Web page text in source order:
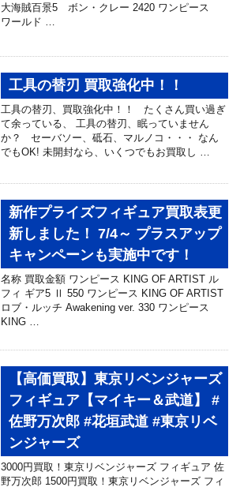
大海賊百景5 ボン・クレー 2420 ワンピース
ワールド …
工具の替刃 買取強化中！！
工具の替刃、買取強化中！！ たくさん買い過ぎ
て余っている、 工具の替刃、眠っていません
か？ セーバソー、砥石、マルノコ・・・ なん
でもOK! 未開封なら、いくつでもお買取し …
新作プライズフィギュア買取表更
新しました！ 7/4～ プラスアップ
キャンペーンも実施中です！
名称 買取金額 ワンピース KING OF ARTIST ル
フィ ギア5 Ⅱ 550 ワンピース KING OF ARTIST
ロブ・ルッチ Awakening ver. 330 ワンピース
KING …
【高価買取】東京リベンジャーズ
フィギュア【マイキー＆武道】 #
佐野万次郎 #花垣武道 #東京リベ
ンジャーズ
3000円買取！東京リベンジャーズ フィギュア 佐
野万次郎 1500円買取！東京リベンジャーズ フィ